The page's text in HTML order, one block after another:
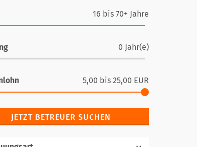
16 bis 70+ Jahre
0 Jahr(e)
5,00 bis 25,00 EUR
JETZT BETREUER SUCHEN